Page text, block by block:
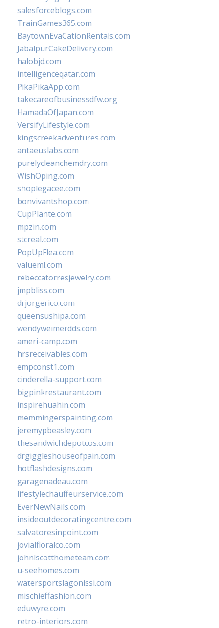
salesforceblogs.com
TrainGames365.com
BaytownEvaCationRentals.com
JabalpurCakeDelivery.com
halobjd.com
intelligenceqatar.com
PikaPikaApp.com
takecareofbusinessdfw.org
HamadaOfJapan.com
VersifyLifestyle.com
kingscreekadventures.com
antaeuslabs.com
purelycleanchemdry.com
WishOping.com
shoplegacee.com
bonvivantshop.com
CupPlante.com
mpzin.com
stcreal.com
PopUpFlea.com
valueml.com
rebeccatorresjewelry.com
jmpbliss.com
drjorgerico.com
queensushipa.com
wendyweimerdds.com
ameri-camp.com
hrsreceivables.com
empconst1.com
cinderella-support.com
bigpinkrestaurant.com
inspirehuahin.com
memmingerspainting.com
jeremypbeasley.com
thesandwichdepotcos.com
drgiggleshouseofpain.com
hotflashdesigns.com
garagenadeau.com
lifestylechauffeurservice.com
EverNewNails.com
insideoutdecoratingcentre.com
salvatoresinpoint.com
jovialfloralco.com
johnlscotthometeam.com
u-seehomes.com
watersportslagonissi.com
mischieffashion.com
eduwyre.com
retro-interiors.com